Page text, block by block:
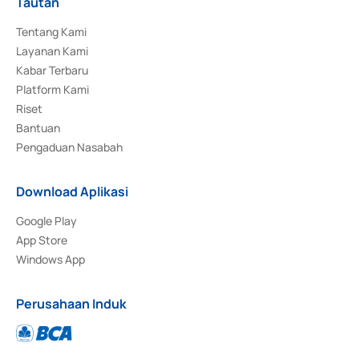
Tentang Kami
Layanan Kami
Kabar Terbaru
Platform Kami
Riset
Bantuan
Pengaduan Nasabah
Download Aplikasi
Google Play
App Store
Windows App
Perusahaan Induk